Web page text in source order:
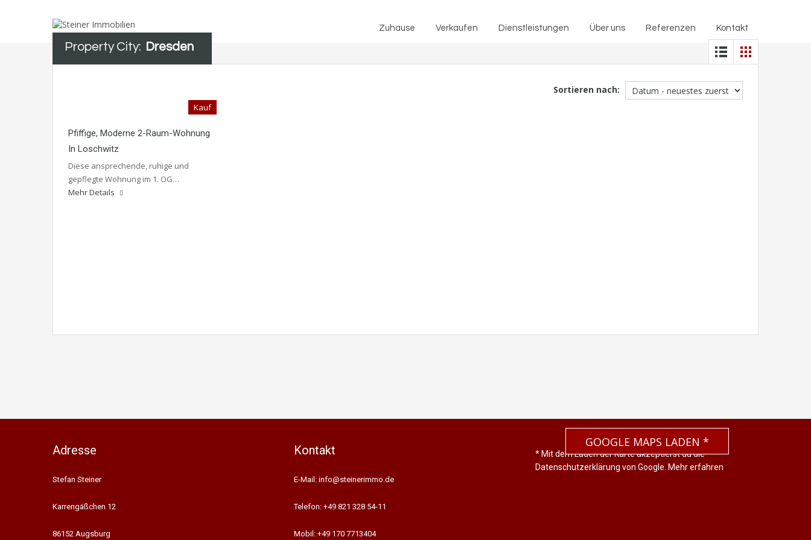
Zuhause Verkaufen Dienstleistungen Über uns Referenzen
Zuhause Verkaufen Dienstleistungen Über uns Referenzen Kontakt
Property City: Dresden
Sortieren nach:
Kauf
Pfiffige, Moderne 2-Raum-Wohnung
In Loschwitz
Diese ansprechende, ruhige und
gepflegte Wohnung im 1. OG…
Mehr Details
Adresse
Stefan Steiner
Karrengäßchen 12
86152 Augsburg
Kontakt
E-Mail: info@steinerimmo.de
Telefon: +49 821 328 54-11
Mobil: +49 170 7713404
GOOGLE MAPS LADEN *
* Mit dem Laden der Karte akzeptierst du die
Datenschutzerklärung von Google. Mehr erfahren